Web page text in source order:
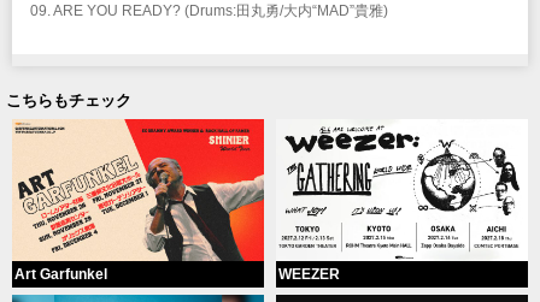
09. ARE YOU READY? (Drums:田丸勇/大内“MAD”貴雅)
こちらもチェック
Art Garfunkel WEEZER